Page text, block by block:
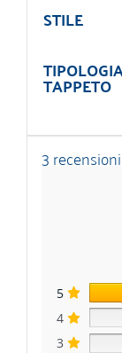
STILE
TAPPETO
3
5
4
3